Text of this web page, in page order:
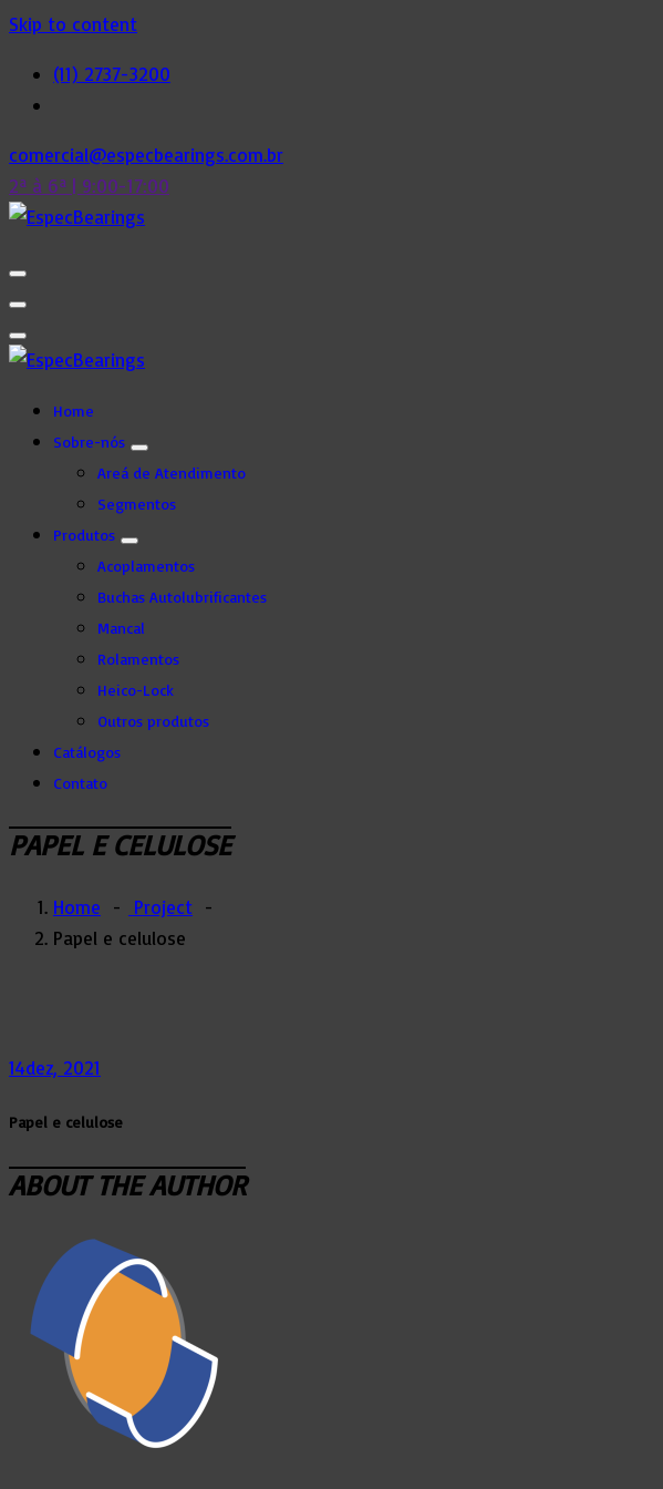
Skip to content
(11) 2737-3200
comercial@especbearings.com.br
2ª à 6ª | 9:00-17:00
Home
Sobre-nós
Areá de Atendimento
Segmentos
Produtos
Acoplamentos
Buchas Autolubrificantes
Mancal
Rolamentos
Heico-Lock
Outros produtos
Catálogos
Contato
PAPEL E CELULOSE
Home - Project -
Papel e celulose
14dez, 2021
Papel e celulose
ABOUT THE AUTHOR